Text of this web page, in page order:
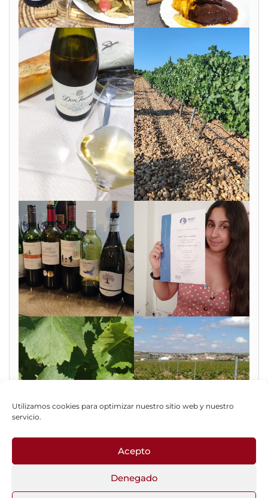
Utilizamos cookies para optimizar nuestro sitio web y nuestro
servicio.
Acepto
Denegado
Fotos del Blog